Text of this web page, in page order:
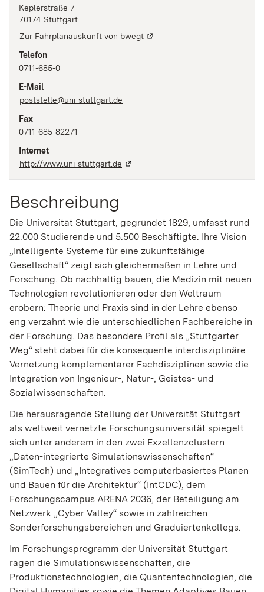
Keplerstraße 7
70174 Stuttgart
Zur Fahrplanauskunft von bwegt
Telefon
0711-685-0
E-Mail
poststelle@uni-stuttgart.de
Fax
0711-685-82271
Internet
http://www.uni-stuttgart.de
Beschreibung
Die Universität Stuttgart, gegründet 1829, umfasst rund
22.000 Studierende und 5.500 Beschäftigte. Ihre Vision
„Intelligente Systeme für eine zukunftsfähige
Gesellschaft“ zeigt sich gleichermaßen in Lehre und
Forschung. Ob nachhaltig bauen, die Medizin mit neuen
Technologien revolutionieren oder den Weltraum
erobern: Theorie und Praxis sind in der Lehre ebenso
eng verzahnt wie die unterschiedlichen Fachbereiche in
der Forschung. Das besondere Profil als „Stuttgarter
Weg“ steht dabei für die konsequente interdisziplinäre
Vernetzung komplementärer Fachdisziplinen sowie die
Integration von Ingenieur-, Natur-, Geistes- und
Sozialwissenschaften.
Die herausragende Stellung der Universität Stuttgart
als weltweit vernetzte Forschungsuniversität spiegelt
sich unter anderem in den zwei Exzellenzclustern
„Daten-integrierte Simulationswissenschaften“
(SimTech) und „Integratives computerbasiertes Planen
und Bauen für die Architektur“ (IntCDC), dem
Forschungscampus ARENA 2036, der Beteiligung am
Netzwerk „Cyber Valley“ sowie in zahlreichen
Sonderforschungsbereichen und Graduiertenkollegs.
Im Forschungsprogramm der Universität Stuttgart
ragen die Simulationswissenschaften, die
Produktionstechnologien, die Quantentechnologien, die